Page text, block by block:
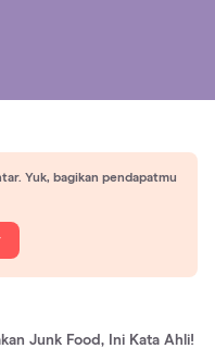
Yuk, bagikan pendapatmu
Junk Food, Ini Kata Ahli!